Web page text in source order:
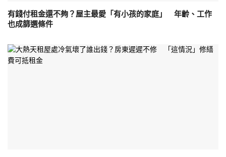
有錢付租金還不夠？屋主最愛「有小孩的家庭」 年齡、工作
也成篩選條件